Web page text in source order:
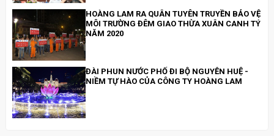
HOÀNG LAM RA QUÂN TUYÊN TRUYỀN BẢO VỆ
MÔI TRƯỜNG ĐÊM GIAO THỪA XUÂN CANH TÝ
NĂM 2020
ĐÀI PHUN NƯỚC PHỐ ĐI BỘ NGUYỄN HUỆ -
NIỀM TỰ HÀO CỦA CÔNG TY HOÀNG LAM